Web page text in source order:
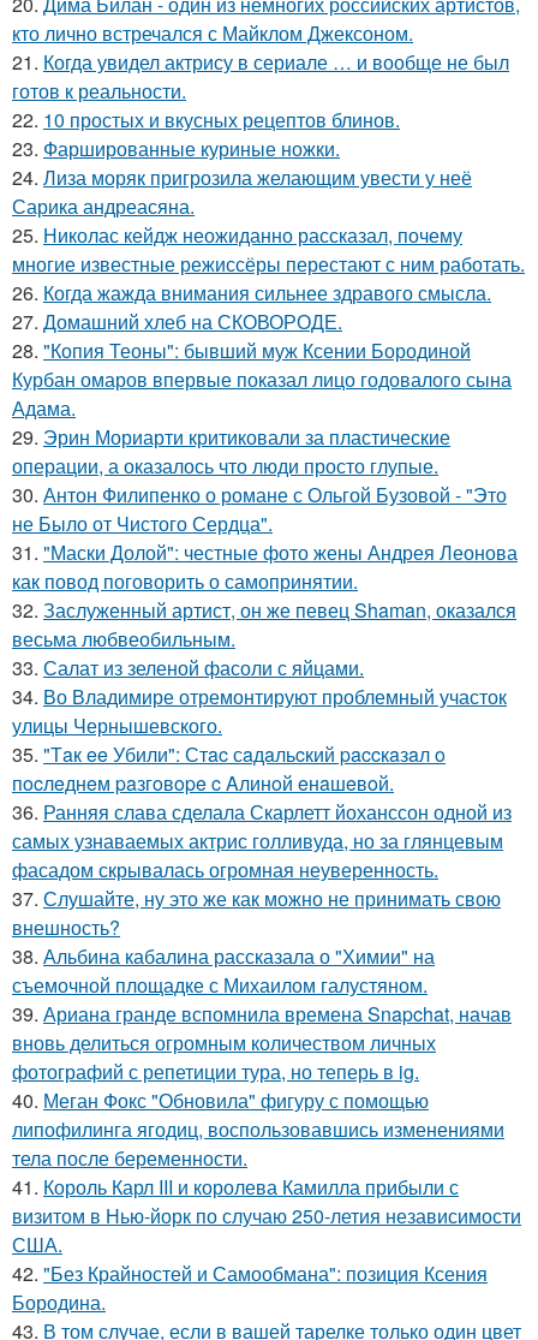
кто лично встречался с Майклом Джексоном.
21. Когда увидел актрису в сериале … и вообще не был
готов к реальности.
22. 10 простых и вкусных рецептов блинов.
23. Фаршированные куриные ножки.
24. Лиза моряк пригрозила желающим увести у неё
Сарика андреасяна.
25. Николас кейдж неожиданно рассказал, почему
многие известные режиссёры перестают с ним работать.
26. Когда жажда внимания сильнее здравого смысла.
27. Домашний хлеб на СКОВОРОДЕ.
28. "Копия Теоны": бывший муж Ксении Бородиной
Курбан омаров впервые показал лицо годовалого сына
Адама.
29. Эрин Мориарти критиковали за пластические
операции, а оказалось что люди просто глупые.
30. Антон Филипенко о романе с Ольгой Бузовой - "Это
не Было от Чистого Сердца".
31. "Маски Долой": честные фото жены Андрея Леонова
как повод поговорить о самопринятии.
32. Заслуженный артист, он же певец Shaman, оказался
весьма любвеобильным.
33. Салат из зеленой фасоли с яйцами.
34. Во Владимире отремонтируют проблемный участок
улицы Чернышевского.
35. "Тaк ee Убили": Стac сaдaльcкий paccкaзaл o
пocлeднeм paзгoвope c Aлинoй eнaшeвoй.
36. Ранняя слава сделала Скарлетт йоханссон одной из
самых узнаваемых актрис голливуда, но за глянцевым
фасадом скрывалась огромная неуверенность.
37. Слушайте, ну это же как можно не принимать свою
внешность?
38. Альбина кабалина рассказала о "Химии" на
съемочной площадке с Михаилом галустяном.
39. Ариана гранде вспомнила времена Snapchat, начав
вновь делиться огромным количеством личных
фотографий с репетиции тура, но теперь в ig.
40. Меган Фокс "Обновила" фигуру с помощью
липофилинга ягодиц, воспользовавшись изменениями
тела после беременности.
41. Король Карл III и королева Камилла прибыли с
визитом в Нью-йорк по случаю 250-летия независимости
США.
42. "Без Крайностей и Самообмана": позиция Ксения
Бородина.
43. В том случае, если в вашей тарелке только один цвет